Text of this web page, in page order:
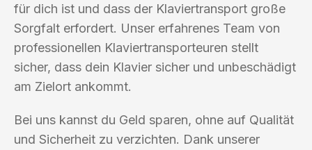
für dich ist und dass der Klaviertransport große
Sorgfalt erfordert. Unser erfahrenes Team von
professionellen Klaviertransporteuren stellt
sicher, dass dein Klavier sicher und unbeschädigt
am Zielort ankommt.
Bei uns kannst du Geld sparen, ohne auf Qualität
und Sicherheit zu verzichten. Dank unserer